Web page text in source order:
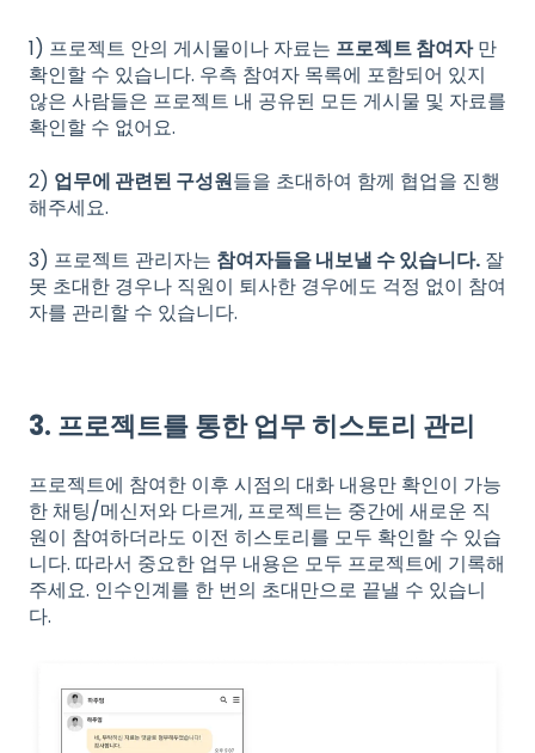
1) 프로젝트 안의 게시물이나 자료는 프로젝트 참여자만
확인할 수 있습니다. 우측 참여자 목록에 포함되어 있지
않은 사람들은 프로젝트 내 공유된 모든 게시물 및 자료를
확인할 수 없어요.
2) 업무에 관련된 구성원들을 초대하여 함께 협업을 진행
해주세요.
3) 프로젝트 관리자는 참여자들을 내보낼 수 있습니다. 잘
못 초대한 경우나 직원이 퇴사한 경우에도 걱정 없이 참여
자를 관리할 수 있습니다.
3. 프로젝트를 통한 업무 히스토리 관리
프로젝트에 참여한 이후 시점의 대화 내용만 확인이 가능
한 채팅/메신저와 다르게, 프로젝트는 중간에 새로운 직
원이 참여하더라도 이전 히스토리를 모두 확인할 수 있습
니다. 따라서 중요한 업무 내용은 모두 프로젝트에 기록해
주세요. 인수인계를 한 번의 초대만으로 끝낼 수 있습니
다.